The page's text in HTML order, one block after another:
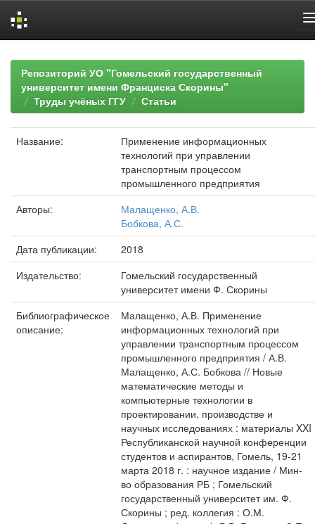
navigationРепозиторий УО "Гомельский государственный
университет имени Франциска Скорины"
Труды учёных ГГУ
Статьи
Название:
Применение информационных
технологий при управлении
транспортным процессом
промышленного предприятия
Авторы:
Малащенко, А.В.
Бобкова, А.С.
Дата публикации:
2018
Издательство:
Гомельский государственный
университет имени Ф. Скорины
Библиографическое
описание:
Малащенко, А.В. Применение
информационных технологий при
управлении транспортным процессом
промышленного предприятия / А.В.
Малащенко, А.С. Бобкова // Новые
математические методы и
компьютерные технологии в
проектировании, производстве и
научных исследованиях : материалы XXI
Республиканской научной конференции
студентов и аспирантов, Гомель, 19-21
марта 2018 г. : научное издание / Мин-
во образования РБ ; Гомельский
государственный университет им. Ф.
Скорины ; ред. коллегия : О.М.